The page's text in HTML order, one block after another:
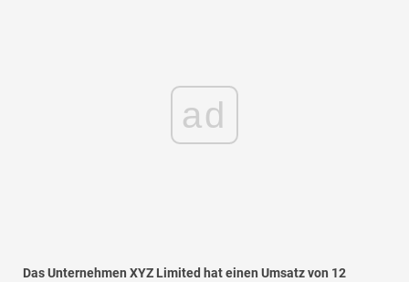
ad
Das Unternehmen XYZ Limited hat einen Umsatz von 12